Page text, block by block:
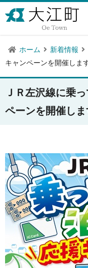
ホーム 新着情報
キャンペーンを開催しま
ＪＲ左沢線に乗
ペーンを開催し